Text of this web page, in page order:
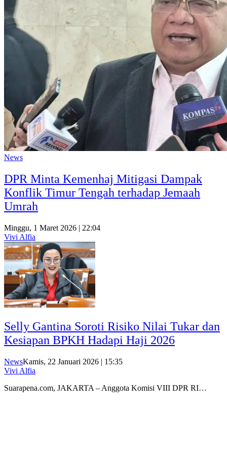
News
DPR Minta Kemenhaj Mitigasi Dampak
Konflik Timur Tengah terhadap Jemaah
Umrah
Minggu, 1 Maret 2026 | 22:04
Vivi Alfia
Selly Gantina Soroti Risiko Nilai Tukar dan
Kesiapan BPKH Hadapi Haji 2026
NewsKamis, 22 Januari 2026 | 15:35
Vivi Alfia
Suarapena.com, JAKARTA – Anggota Komisi VIII DPR RI…